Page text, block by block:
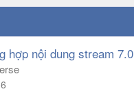
hợp nội dung stream 7.0